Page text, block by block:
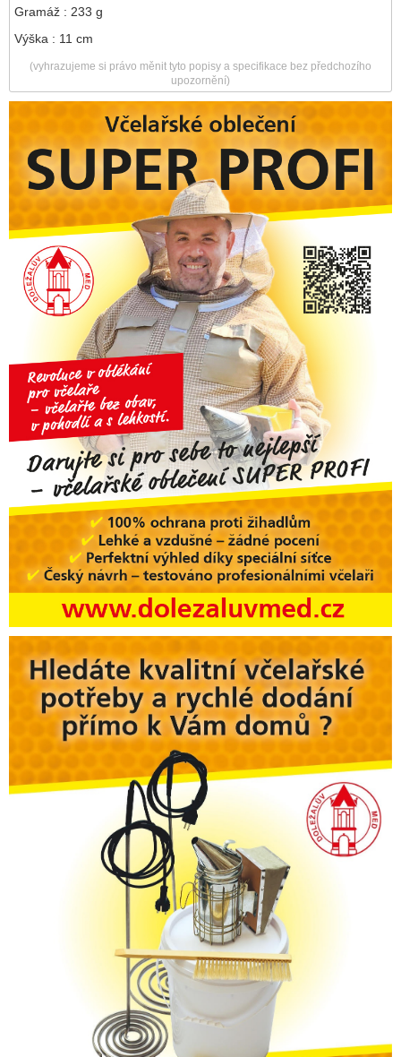
Gramáž : 233 g
Výška : 11 cm
(vyhrazujeme si právo měnit tyto popisy a specifikace bez předchozího
upozornění)